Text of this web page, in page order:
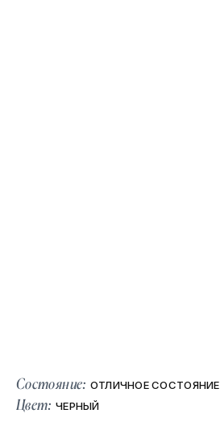
Состояние: ОТЛИЧНОЕ СОСТОЯНИЕ
Цвет: ЧЕРНЫЙ